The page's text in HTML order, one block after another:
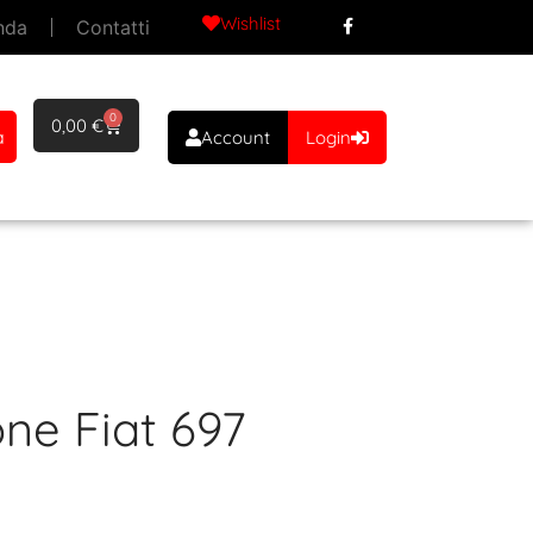
Contatti Wishlist
0,00€ 0
Account Login
Fiat 697